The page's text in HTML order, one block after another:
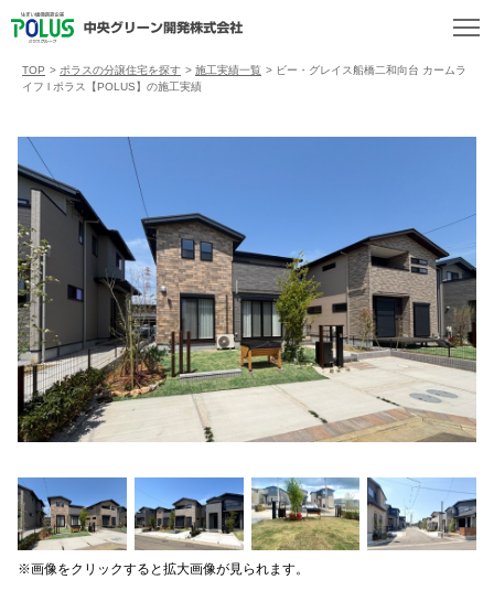
TOP > ポラスの分譲住宅を探す > 施工実績一覧 > ビー・グレイス船橋二和向台 カームラ
イフ l ポラス【POLUS】の施工実績
※画像をクリックすると拡大画像が見られます。